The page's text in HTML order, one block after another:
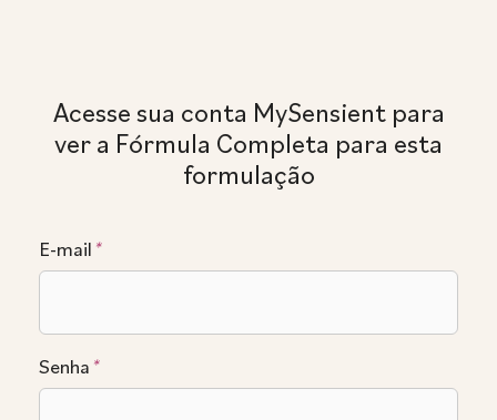
Acesse sua conta MySensient para
ver a Fórmula Completa para esta
formulação
E-mail *
Senha *